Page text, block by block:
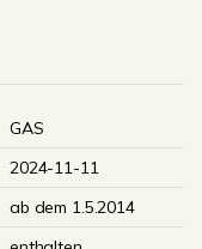
GAS
2024-11-11
ab dem 1.5.2014